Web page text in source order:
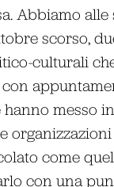
Abbiamo
scorso,
culturali
messo
come
con una